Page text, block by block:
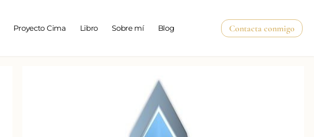
Proyecto Cima Libro Sobre mí Blog Contacta conmigo